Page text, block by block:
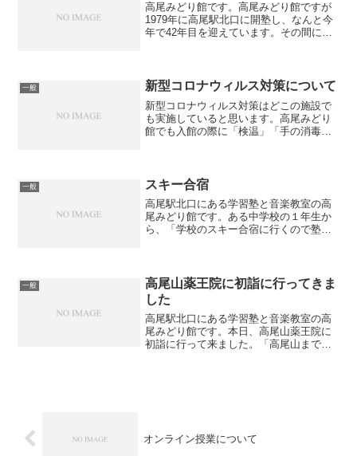
高尾みどり館です。高尾みどり館ですが
1979年に高尾駅北口に開塾し、なんと今
年で42年目を迎えています。その間に高
を続けています。...
一般 新型コロナウィルス対策について
新型コロナウィルス対策はどこの施設で
も実施していると思います。高尾みどり
館でも入館の際に「検温」「手の消毒」
師はフェイスマスクを着用...
一般 スキー合宿
高尾駅北口にある学習塾と音楽教室の高
尾みどり館です。ある中学校の１年生か
ら、「学校のスキー合宿に行くので塾を
考えているでしょうし、一...
一般
高尾山薬王院に初詣に行ってきま
した
高尾駅北口にある学習塾と音楽教室の高
尾みどり館です。本日、高尾山薬王院に
初詣に行って来ました。「高尾山まで行
オンライン授業について